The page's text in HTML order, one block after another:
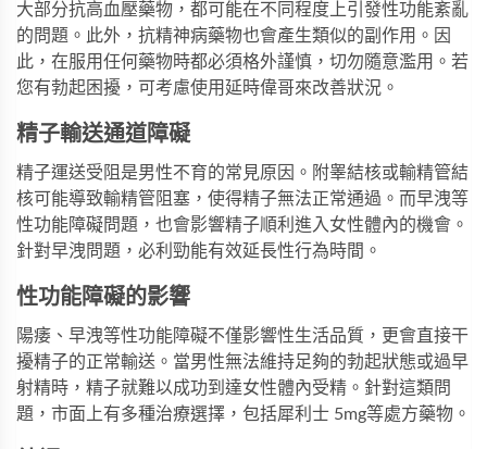
大部分抗高血壓藥物，都可能在不同程度上引發性功能紊亂
的問題。此外，抗精神病藥物也會產生類似的副作用。因
此，在服用任何藥物時都必須格外謹慎，切勿隨意濫用。若
您有勃起困擾，可考慮使用 延時偉哥來改善狀況。
精子輸送通道障礙
精子運送受阻是男性不育的常見原因。附睾結核或輸精管結
核可能導致輸精管阻塞，使得精子無法正常通過。而早洩等
性功能障礙問題，也會影響精子順利進入女性體內的機會。
針對早洩問題， 必利勁能有效延長性行為時間。
性功能障礙的影響
陽痿、早洩等性功能障礙不僅影響性生活品質，更會直接干
擾精子的正常輸送。當男性無法維持足夠的勃起狀態或過早
射精時，精子就難以成功到達女性體內受精。針對這類問
題，市面上有多種治療選擇，包括犀利士 5mg等處方藥物。